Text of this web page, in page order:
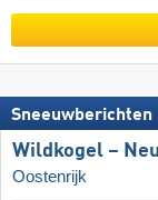
Sneeuwberichten
Wildkogel –
Oostenrijk